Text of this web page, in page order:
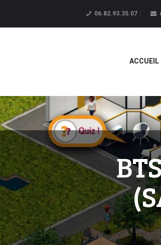
06.82.93.35.07
ACCUEIL